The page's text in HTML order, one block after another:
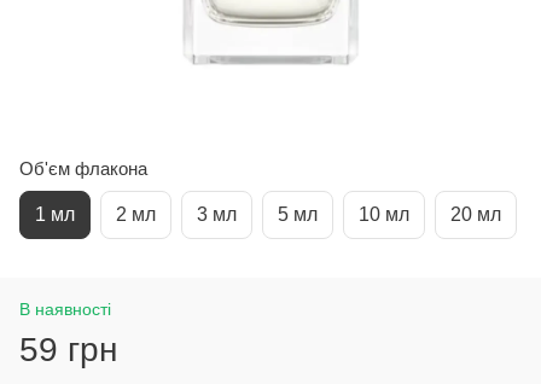
Об'єм флакона
1 мл 2 мл 3 мл 5 мл 10 мл 20 мл
В наявності
59 грн